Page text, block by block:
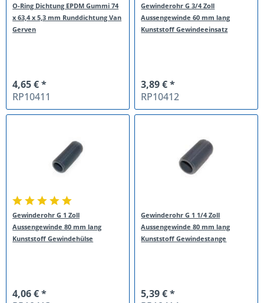
O-Ring Dichtung EPDM Gummi 74
x 63,4 x 5,3 mm Runddichtung Van
Gerven
4,65 € *
RP10411
Gewinderohr G 3/4 Zoll
Aussengewinde 60 mm lang
Kunststoff Gewindeeinsatz
3,89 € *
RP10412
Gewinderohr G 1 Zoll
Aussengewinde 80 mm lang
Kunststoff Gewindehülse
4,06 € *
Gewinderohr G 1 1/4 Zoll
Aussengewinde 80 mm lang
Kunststoff Gewindestange
5,39 € *